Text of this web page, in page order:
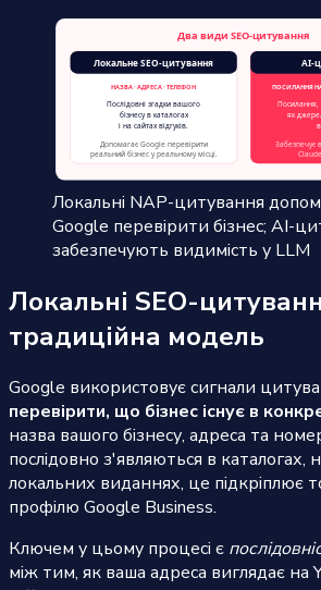
Локальні NAP-цитування
Google перевірити бізнес; AI-
забезпечують видимість у LLM
Локальні SEO-
традиційна модель
Google використовує сигнали
перевірити, що бізнес існує в
назва вашого бізнесу, адреса та
послідовно з'являються в каталогах,
локальних виданнях, це підкріплює
профілю Google Business.
Ключем у цьому процесі є
між тим, як ваша адреса виглядає на